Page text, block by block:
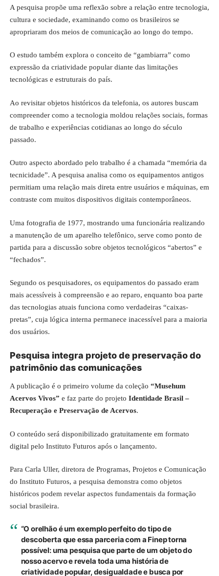
A pesquisa propõe uma reflexão sobre a relação entre tecnologia,
cultura e sociedade, examinando como os brasileiros se
apropriaram dos meios de comunicação ao longo do tempo.
O estudo também explora o conceito de “gambiarra” como
expressão da criatividade popular diante das limitações
tecnológicas e estruturais do país.
Ao revisitar objetos históricos da telefonia, os autores buscam
compreender como a tecnologia moldou relações sociais, formas
de trabalho e experiências cotidianas ao longo do século
passado.
Outro aspecto abordado pelo trabalho é a chamada “memória da
tecnicidade”. A pesquisa analisa como os equipamentos antigos
permitiam uma relação mais direta entre usuários e máquinas, em
contraste com muitos dispositivos digitais contemporâneos.
Uma fotografia de 1977, mostrando uma funcionária realizando
a manutenção de um aparelho telefônico, serve como ponto de
partida para a discussão sobre objetos tecnológicos “abertos” e
“fechados”.
Segundo os pesquisadores, os equipamentos do passado eram
mais acessíveis à compreensão e ao reparo, enquanto boa parte
das tecnologias atuais funciona como verdadeiras “caixas-
pretas”, cuja lógica interna permanece inacessível para a maioria
dos usuários.
Pesquisa integra projeto de preservação do
patrimônio das comunicações
A publicação é o primeiro volume da coleção “Musehum
Acervos Vivos” e faz parte do projeto Identidade Brasil –
Recuperação e Preservação de Acervos.
O conteúdo será disponibilizado gratuitamente em formato
digital pelo Instituto Futuros após o lançamento.
Para Carla Uller, diretora de Programas, Projetos e Comunicação
do Instituto Futuros, a pesquisa demonstra como objetos
históricos podem revelar aspectos fundamentais da formação
social brasileira.
“O orelhão é um exemplo perfeito do tipo de
descoberta que essa parceria com a Finep torna
possível: uma pesquisa que parte de um objeto do
nosso acervo e revela toda uma história de
criatividade popular, desigualdade e busca por